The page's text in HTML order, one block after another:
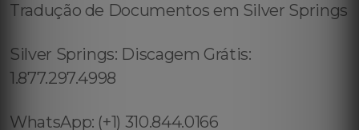
Tradução de Documentos em Silver Springs
Silver Springs: Discagem Grátis:
1.877.297.4998
WhatsApp: (+1) 310.844.0166